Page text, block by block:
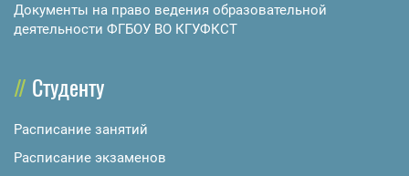
Документы на право ведения образовательной
деятельности ФГБОУ ВО КГУФКСТ
Студенту
Расписание занятий
Расписание экзаменов